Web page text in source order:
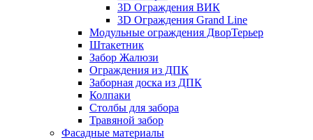
3D Ограждения ВИК
3D Ограждения Grand Line
Модульные ограждения ДворТерьер
Штакетник
Забор Жалюзи
Ограждения из ДПК
Заборная доска из ДПК
Колпаки
Столбы для забора
Травяной забор
Фасадные материалы